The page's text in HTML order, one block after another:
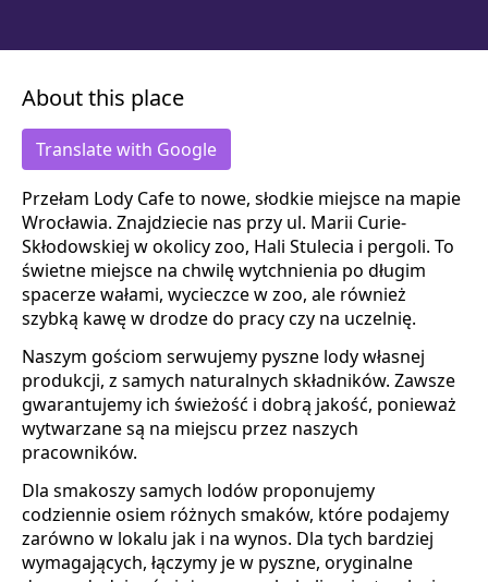
About this place
Translate with Google
Przełam Lody Cafe to nowe, słodkie miejsce na mapie
Wrocławia. Znajdziecie nas przy ul. Marii Curie-
Skłodowskiej w okolicy zoo, Hali Stulecia i pergoli. To
świetne miejsce na chwilę wytchnienia po długim
spacerze wałami, wycieczce w zoo, ale również
szybką kawę w drodze do pracy czy na uczelnię.
Naszym gościom serwujemy pyszne lody własnej
produkcji, z samych naturalnych składników. Zawsze
gwarantujemy ich świeżość i dobrą jakość, ponieważ
wytwarzane są na miejscu przez naszych
pracowników.
Dla smakoszy samych lodów proponujemy
codziennie osiem różnych smaków, które podajemy
zarówno w lokalu jak i na wynos. Dla tych bardziej
wymagających, łączymy je w pyszne, oryginalne